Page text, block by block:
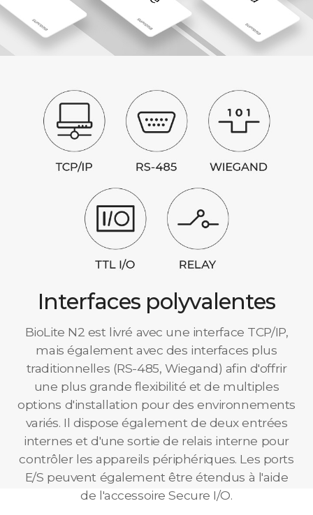
Interfaces polyvalentes
BioLite N2 est livré avec une interface TCP/IP,
mais également avec des interfaces plus
traditionnelles (RS-485, Wiegand) afin d'offrir
une plus grande flexibilité et de multiples
options d'installation pour des environnements
variés. Il dispose également de deux entrées
internes et d'une sortie de relais interne pour
contrôler les appareils périphériques. Les ports
E/S peuvent également être étendus à l'aide
de l'accessoire Secure I/O.